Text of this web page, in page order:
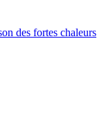
des fortes chaleurs